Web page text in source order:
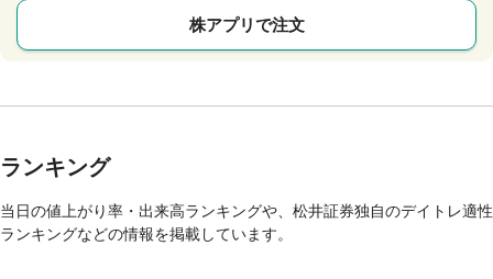
株アプリで注文
ランキング
当日の値上がり率・出来高ランキングや、松井証券独自のデイトレ適性
ランキングなどの情報を掲載しています。